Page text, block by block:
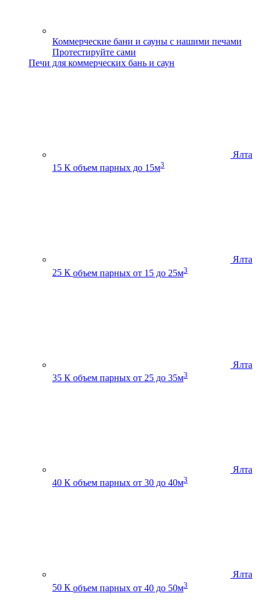
Коммерческие бани и сауны с нашими печами
Протестируйте сами
Печи для коммерческих бань и саун
Ялта
15 К объем парных до 15м3
Ялта
25 К объем парных от 15 до 25м3
Ялта
35 К объем парных от 25 до 35м3
Ялта
40 К объем парных от 30 до 40м3
Ялта
50 К объем парных от 40 до 50м3